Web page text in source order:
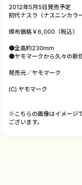
2012年5月5日発売予定
初代ナスラ（ナスニンカラー
頒布価格￥6,000（税込）
●全高約230mm
●ヤモマークから久々の新
発売元／ヤモマーク
(C) ヤモマーク
※こちらの画像はイメージ
ございます。